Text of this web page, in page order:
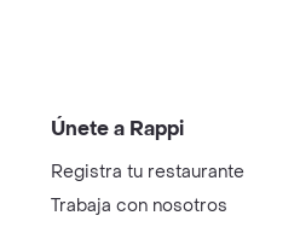
Únete a Rappi
Registra tu restaurante
Trabaja con nosotros